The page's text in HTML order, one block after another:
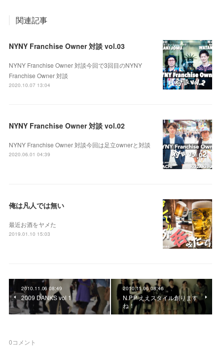
関連記事
NYNY Franchise Owner 対談 vol.03
NYNY Franchise Owner 対談今回で3回目のNYNY
Franchise Owner 対談
2020.10.07 13:04
NYNY Franchise Owner 対談 vol.02
NYNY Franchise Owner 対談今回は足立ownerと対談
2020.06.01 04:39
俺は凡人では無い
最近お酒をヤメた
2019.01.10 15:03
2010.11.06 08:49
2009 DANKS vol 1
2010.11.06 08:46
N.P.P ええスタイル創ります
ね！
0コメント